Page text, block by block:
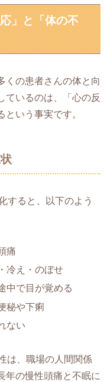
」と「体の不
くの患者さんの体と向
ているのは、「心の反
いう事実です。
すると、以下のよう
痛
冷え・のぼせ
中で目が覚める
秘や下痢
ない
は、職場の人間関係
年の慢性頭痛と不眠に